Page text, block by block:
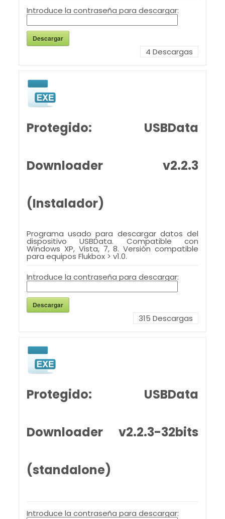
Introduce la contraseña para descargar:
Descargar
4 Descargas
Protegido: USBData
Downloader v2.2.3
(Instalador)
Programa usado para descargar datos del
dispositivo USBData. Compatible con
Windows XP, Vista, 7, 8. Versión compatible
para equipos Flukbox > v1.0.
Introduce la contraseña para descargar:
Descargar
315 Descargas
Protegido: USBData
Downloader v2.2.3-32bits
(standalone)
Introduce la contraseña para descargar: